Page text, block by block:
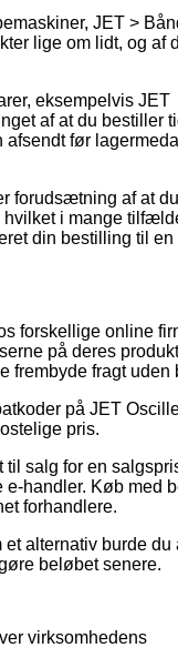
JET >
lige om lidt, og af
eksempelvis JET
af at du bestiller
før
forudsætning af at
hvilket i mange
din bestilling til en
forskellige online
på deres
frembyde fragt uden
på JET
pris.
salg for en
handler. Køb med
forhandlere.
alternativ burde du
beløbet senere.
virksomhedens